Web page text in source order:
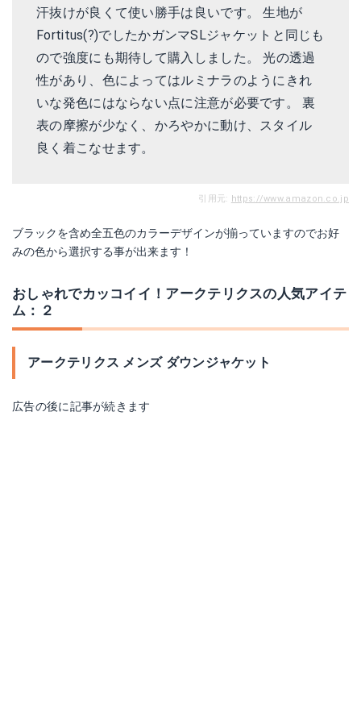
汗抜けが良くて使い勝手は良いです。 生地が
Fortitus(?)でしたかガンマSLジャケットと同じも
ので強度にも期待して購入しました。 光の透過
性があり、色によってはルミナラのようにきれ
いな発色にはならない点に注意が必要です。 裏
表の摩擦が少なく、かろやかに動け、スタイル
良く着こなせます。
引用元: https://www.amazon.co.jp
ブラックを含め全五色のカラーデザインが揃っていますのでお好
みの色から選択する事が出来ます！
おしゃれでカッコイイ！アークテリクスの人気アイテ
ム：２
アークテリクス メンズ ダウンジャケット
広告の後に記事が続きます